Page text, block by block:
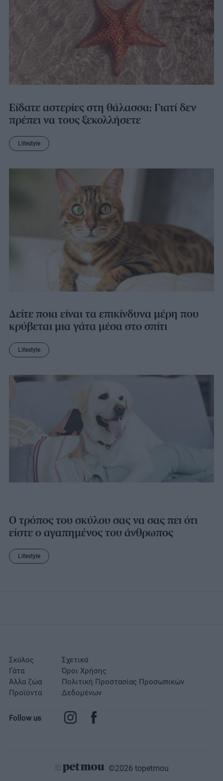
Είδατε αστερίες στη θάλασσα; Γιατί δεν
πρέπει να τους ξεκολλήσετε
Lifestyle
Δείτε ποια είναι τα επικίνδυνα μέρη που
κρύβεται μια γάτα μέσα στο σπίτι
Lifestyle
Ο τρόπος του σκύλου σας να σας πει ότι
είστε ο αγαπημένος του άνθρωπος
Lifestyle
Σκύλος
Γάτα
Άλλα ζώα
Προϊόντα
Σχετικά
Όροι Χρήσης
Πολιτική Προστασίας Προσωπικών
Δεδομένων
Follow us
©2026 topetmou